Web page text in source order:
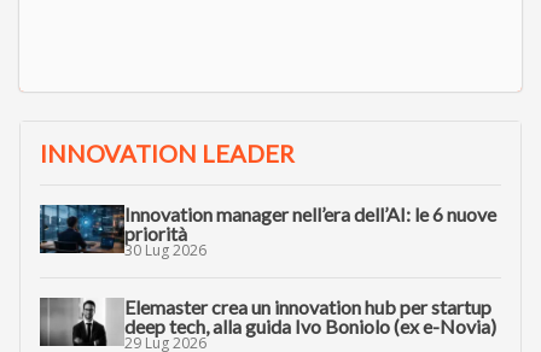
INNOVATION LEADER
Innovation manager nell’era dell’AI: le 6 nuove
priorità
30 Lug 2026
Elemaster crea un innovation hub per startup
deep tech, alla guida Ivo Boniolo (ex e-Novia)
29 Lug 2026